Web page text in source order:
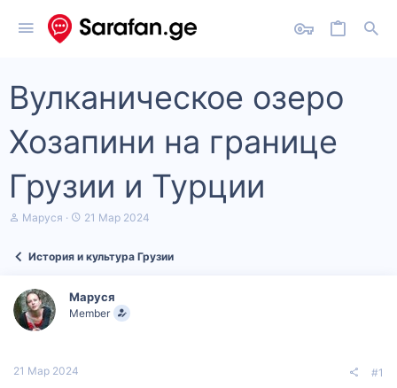
Вулканическое озеро
Хозапини на границе
Грузии и Турции
А
т
е
м
ы
Маруся
Д
а
ч
а
21 Мар 2024
История и культура Грузии
Маруся
Member
21 Мар 2024 #1